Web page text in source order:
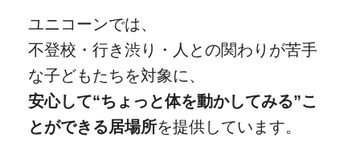
ユニコーンでは、
不登校・行き渋り・人との関わりが苦手
な子どもたちを対象に、
安心して“ちょっと体を動かしてみる”こ
とができる居場所を提供しています。